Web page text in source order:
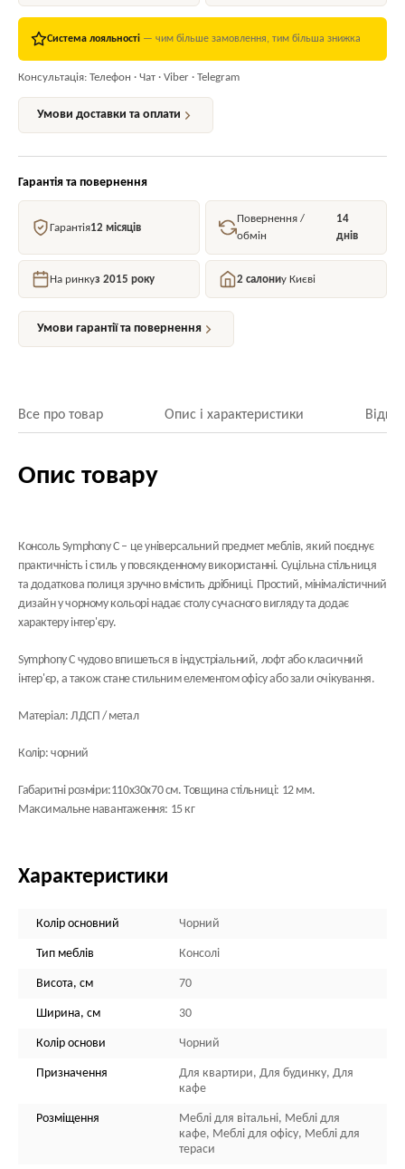
Система лояльності — чим більше замовлення, тим більша знижка
Консультація: Телефон · Чат · Viber · Telegram
Умови доставки та оплати
Гарантія та повернення
Гарантія12 місяців
Повернення /
обмін
14
днів
На ринкуз 2015 року 2 салониу Києві
Умови гарантії та повернення
Все про товар Опис і характеристики
Опис товару
Консоль Symphony С – це універсальний предмет меблів, який поєднує
практичність і стиль у повсякденному використанні. Суцільна стільниця
та додаткова полиця зручно вмістить дрібниці. Простий, мінімалістичний
дизайн у чорному кольорі надає столу сучасного вигляду та додає
характеру інтер'єру.
Symphony С чудово впишеться в індустріальний, лофт або класичний
інтер'єр, а також стане стильним елементом офісу або зали очікування.
Матеріал: ЛДСП / метал
Колір: чорний
Габаритні розміри:110х30х70 см. Товщина стільниці: 12 мм.
Максимальне навантаження: 15 кг
Характеристики
Колір основний Чорний
Тип меблів Консолі
Висота, см 70
Ширина, см 30
Колір основи Чорний
Призначення
Для квартири, Для будинку, Для
кафе
Розміщення
Меблі для вітальні, Меблі для
кафе, Меблі для офісу, Меблі для
тераси